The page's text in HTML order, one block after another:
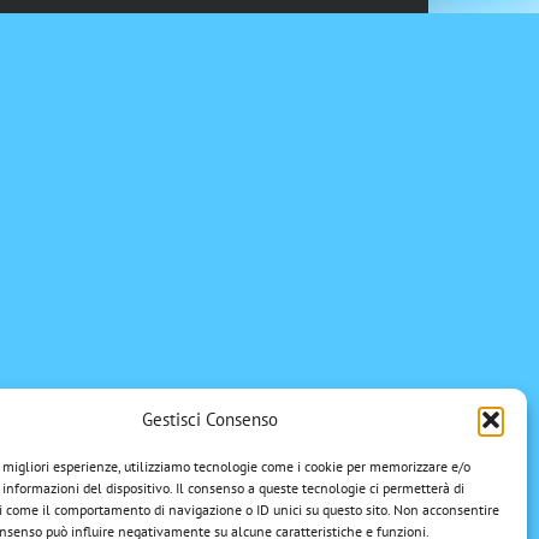
Gestisci Consenso
esperienze, utilizziamo tecnologie come i cookie per memorizzare e/o
del dispositivo. Il consenso a queste tecnologie ci permetterà di
come il comportamento di navigazione o ID unici su questo sito. Non acconsentire
può influire negativamente su alcune caratteristiche e funzioni.